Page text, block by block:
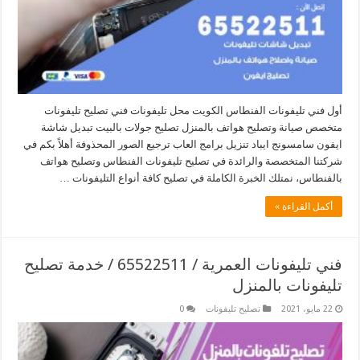
أول فني تليفونات الفنطاس الكويت محل تليفونات فني تصليح تليفونات
متخصص صيانة وتصليح هواتف بالمنزل تصليح جولات بالبيت تبديل شاشة
ايفون سامسونج ايباد تنزيل برامج العاب ترجيع الصور المحذوفة أهلاً بكم في
شركتنا المتخصصة والرائدة في تصليح تليفونات الفنطاس وتصليح هواتف
بالفنطاس، نمتلك الخبرة الكاملة في تصليح كافة أنواع التليفونات …
أكمل القراءة »
فني تليفونات العمرية / 65522511 / خدمة تصليح
تليفونات بالمنزل
22 مايو، 2021 تصليح تليفونات 0